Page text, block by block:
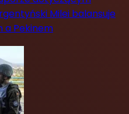
Milei balansuje
a Pekinem